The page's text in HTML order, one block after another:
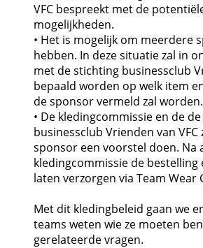
VFC bespreekt met de
mogelijkheden.
• Het is mogelijk om meerdere
hebben. In deze situatie zal in
met de stichting businessclub
bepaald worden op welk item
de sponsor vermeld zal worden.
• De kledingcommissie en de
businessclub Vrienden van
sponsor een voorstel doen. Na
kledingcommissie de bestelling
laten verzorgen via Team Wear
Met dit kledingbeleid gaan we
teams weten wie ze moeten
gerelateerde vragen.